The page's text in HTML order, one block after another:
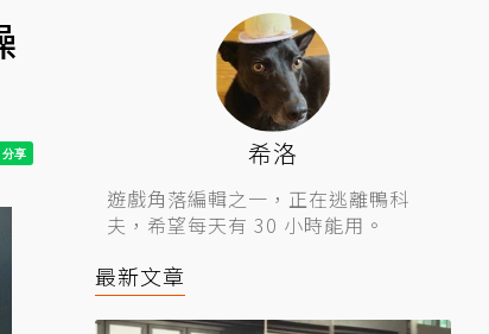
希洛
遊戲角落編輯之一，正在逃離鴨科
夫，希望每天有 30 小時能用。
最新文章